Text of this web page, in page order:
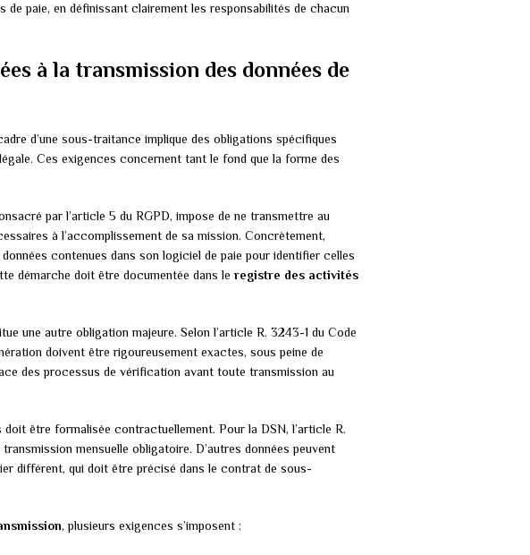
paie, en définissant clairement les responsabilités de chacun
à la transmission des données de
d’une sous-traitance implique des obligations spécifiques
Ces exigences concernent tant le fond que la forme des
par l’article 5 du RGPD, impose de ne transmettre au
à l’accomplissement de sa mission. Concrètement,
contenues dans son logiciel de paie pour identifier celles
démarche doit être documentée dans le registre des activités
une autre obligation majeure. Selon l’article R. 3243-1 du Code
doivent être rigoureusement exactes, sous peine de
des processus de vérification avant toute transmission au
doit être formalisée contractuellement. Pour la DSN, l’article R.
mensuelle obligatoire. D’autres données peuvent
différent, qui doit être précisé dans le contrat de sous-
, plusieurs exigences s’imposent :